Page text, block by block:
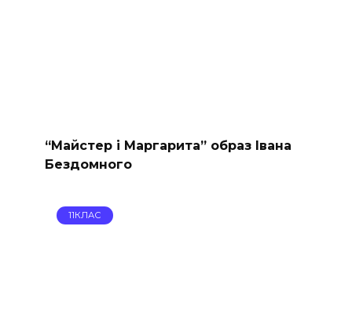
“Майстер і Маргарита” образ Івана
Бездомного
11КЛАС